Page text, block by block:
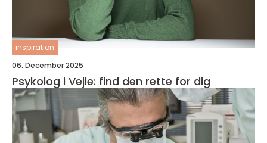
inspiration
06. December 2025
Psykolog i Vejle: find den rette for dig